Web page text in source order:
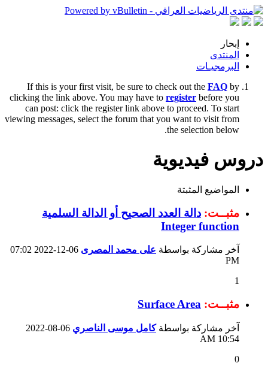
إبحار
المنتدى
البرمجيـات
If this is your first visit, be sure to check out the FAQ by
clicking the link above. You may have to register before you
can post: click the register link above to proceed. To start
viewing messages, select the forum that you want to visit from
the selection below.
دروس فيديوية
المواضيع المثبتة
مثبــت: دالة العدد الصحيح أو الدالة السلمية
Integer function
آخر مشاركة بواسطة على محمد المصرى
07:02
PM
1
مثبــت: Surface Area
آخر مشاركة بواسطةكامل موسى الناصري
10:54 AM
0